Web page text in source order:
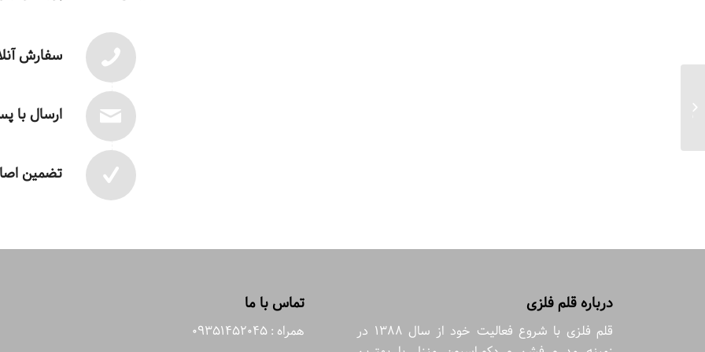
سفارش
ارسال با
تضمین
درباره قلم فلزی
قلم فلزی با شروع فعالیت خود از سال 1388 در
تماس با ما
همراه : 09351452045